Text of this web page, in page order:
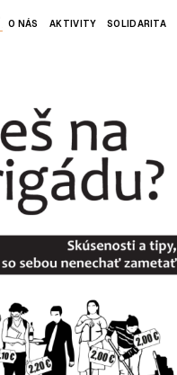
O NÁS AKTIVITY SOLIDARITA